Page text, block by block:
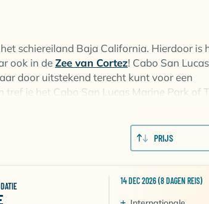
schiereiland Baja California. Hierdoor is
ook in deZee van Cortez! Cabo San
door uitstekend terecht kunt voor een
je het Cabo San Lucas Marine Park of
de weersomstandigheden en het seizoen
zit vol met leven! Je treft er met
diverse zeepaardjes. Ook de zeeleeuwen
duiken ga je richting de Corridor, met als
april! Op zoek naar meer uitdaging? Mis
PRIJS
14 DEC 2026 (8 DAGEN REIS)